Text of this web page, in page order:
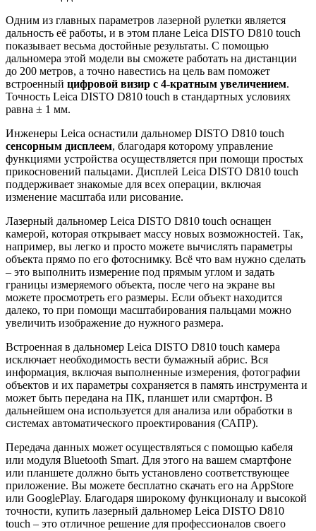
Одним из главных параметров лазерной рулетки является
дальность её работы, и в этом плане Leica DISTO D810 touch
показывает весьма достойные результаты. С помощью
дальномера этой модели вы сможете работать на дистанции
до 200 метров, а точно навестись на цель вам поможет
встроенный цифровой визир с 4-кратным увеличением.
Точность Leica DISTO D810 touch в стандартных условиях
равна ± 1 мм.
Инженеры Leica оснастили дальномер DISTO D810 touch
сенсорным дисплеем, благодаря которому управление
функциями устройства осуществляется при помощи простых
прикосновений пальцами. Дисплей Leica DISTO D810 touch
поддерживает знакомые для всех операции, включая
изменение масштаба или рисование.
Лазерный дальномер Leica DISTO D810 touch оснащен
камерой, которая открывает массу новых возможностей. Так,
например, вы легко и просто можете вычислять параметры
объекта прямо по его фотоснимку. Всё что вам нужно сделать
– это выполнить измерение под прямым углом и задать
границы измеряемого объекта, после чего на экране вы
можете просмотреть его размеры. Если объект находится
далеко, то при помощи масштабирования пальцами можно
увеличить изображение до нужного размера.
Встроенная в дальномер Leica DISTO D810 touch камера
исключает необходимость вести бумажный абрис. Вся
информация, включая выполненные измерения, фотографии
объектов и их параметры сохраняется в память инструмента и
может быть передана на ПК, планшет или смартфон. В
дальнейшем она используется для анализа или обработки в
системах автоматического проектирования (САПР).
Передача данных может осуществляться с помощью кабеля
или модуля Bluetooth Smart. Для этого на вашем смартфоне
или планшете должно быть установлено соответствующее
приложение. Вы можете бесплатно скачать его на AppStore
или GooglePlay. Благодаря широкому функционалу и высокой
точности, купить лазерный дальномер Leica DISTO D810
touch – это отличное решение для профессионалов своего